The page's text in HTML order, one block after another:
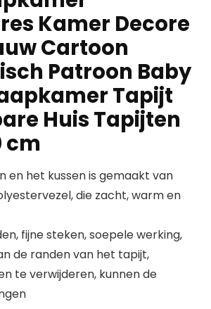
Kamer Decore
Cartoon
Patroon Baby
Tapijt
Huis Tapijten
cm
en het kussen is gemaakt van
die zacht, warm en
fijne steken, soepele werking,
de randen van het tapijt,
te verwijderen, kunnen de